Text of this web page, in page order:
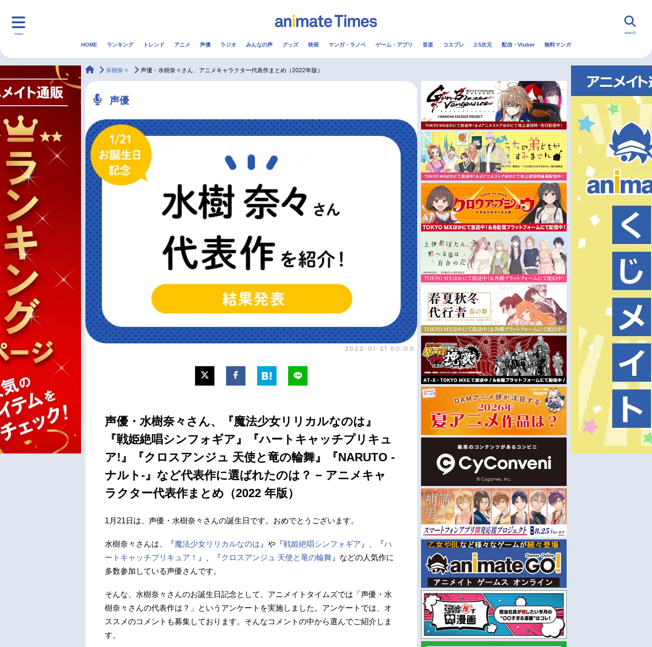
menu
マンガ・ラノベ ゲーム・アプリ 配信・Vtuber トレンド 無料マンガ
最新記事一覧 アニメ映画一覧
男性声優/女性声優一覧
今期アニメ曜日別一覧
春アニメ
秋アニメ
冬アニメ
search
HOME ランキング トレンド アニメ 声優 ラジオ みんなの声 グッズ 映画 マンガ・ラノベ ゲーム・アプリ 音楽 コスプレ 2.5次元 配信・Vtuber 無料マンガ
animateTimes
水樹奈々 声優・水樹奈々さん、アニメキャラクター代表作まとめ（2022年版）
声優
2022-01-21 00:00
声優・水樹奈々さん、『魔法少女リリカルなのは』
『戦姫絶唱シンフォギア』『ハートキャッチプリキュ
ア!』『クロスアンジュ 天使と竜の輪舞』『NARUTO -
ナルト-』など代表作に選ばれたのは？ − アニメキャ
ラクター代表作まとめ（2022 年版）
1月21日は、声優・水樹奈々さんの誕生日です。おめでとうございます。
水樹奈々さんは、『魔法少女リリカルなのは 』や『戦姫絶唱シンフォギア 』、『ハ
ートキャッチプリキュア！
』、『クロスアンジュ 天使と竜の輪舞 』などの人気作に
多数参加している声優さんです。
そんな、水樹奈々さんのお誕生日記念として、アニメイトタイムズでは「声優・水
樹奈々さんの代表作は？」というアンケートを実施しました。アンケートでは、オ
ススメのコメントも募集しております。そんなコメントの中から選んでご紹介しま
す。